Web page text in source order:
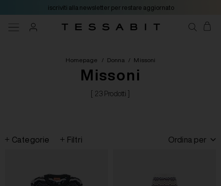
iscriviti alla newsletter per restare aggiornato
Homepage / Donna / Missoni
Missoni
[ 23 Prodotti ]
Categorie Filtri Ordina per